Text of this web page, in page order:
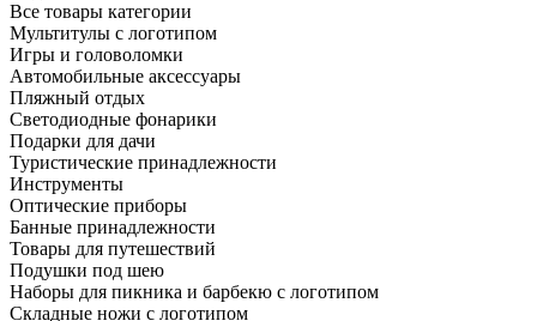
Все товары категории
Мультитулы с логотипом
Игры и головоломки
Автомобильные аксессуары
Пляжный отдых
Светодиодные фонарики
Подарки для дачи
Туристические принадлежности
Инструменты
Оптические приборы
Банные принадлежности
Товары для путешествий
Подушки под шею
Наборы для пикника и барбекю с логотипом
Складные ножи с логотипом